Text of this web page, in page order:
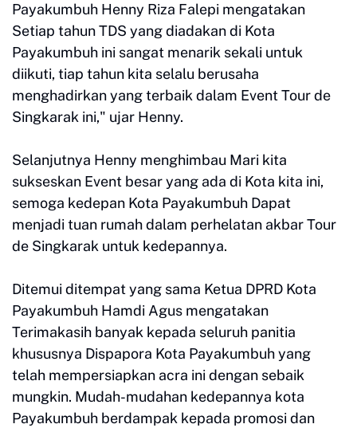
Payakumbuh Henny Riza Falepi mengatakan
Setiap tahun TDS yang diadakan di Kota
Payakumbuh ini sangat menarik sekali untuk
diikuti, tiap tahun kita selalu berusaha
menghadirkan yang terbaik dalam Event Tour de
Singkarak ini," ujar Henny.
Selanjutnya Henny menghimbau Mari kita
sukseskan Event besar yang ada di Kota kita ini,
semoga kedepan Kota Payakumbuh Dapat
menjadi tuan rumah dalam perhelatan akbar Tour
de Singkarak untuk kedepannya.
Ditemui ditempat yang sama Ketua DPRD Kota
Payakumbuh Hamdi Agus mengatakan
Terimakasih banyak kepada seluruh panitia
khususnya Dispapora Kota Payakumbuh yang
telah mempersiapkan acra ini dengan sebaik
mungkin. Mudah-mudahan kedepannya kota
Payakumbuh berdampak kepada promosi dan